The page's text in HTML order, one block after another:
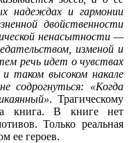
надеждах и гармонии
двойственности
ненасытности —
изменой и
речь идет о чувствах
таком высоком накале
содрогнуться: «Когда
. Трагическому
книга. В книге нет
Только реальная
ее героев.